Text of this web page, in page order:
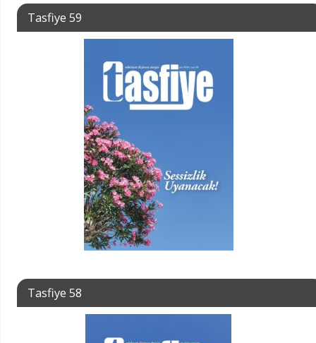
Tasfiye 59
Tasfiye 58